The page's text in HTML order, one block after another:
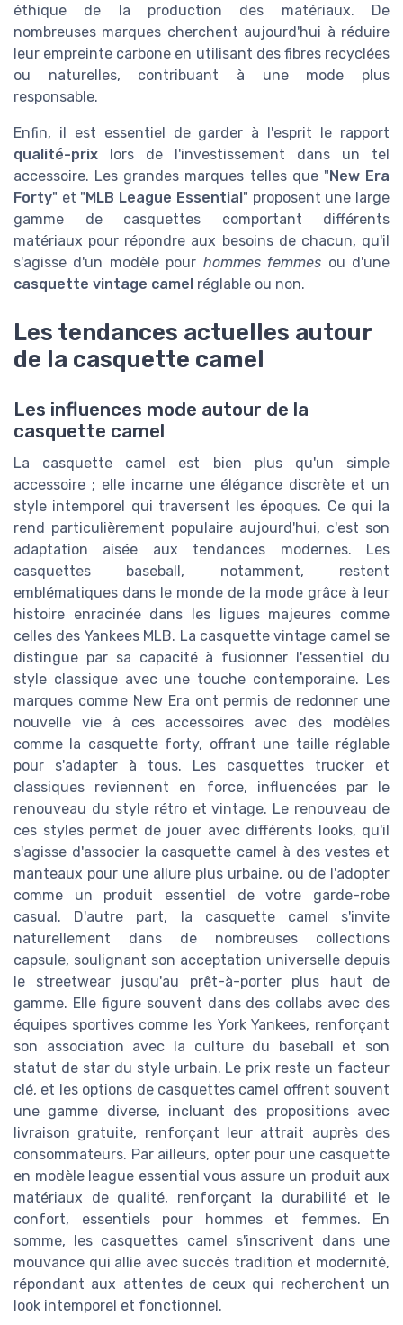
éthique de la production des matériaux. De
nombreuses marques cherchent aujourd'hui à réduire
leur empreinte carbone en utilisant des fibres recyclées
ou naturelles, contribuant à une mode plus
responsable.
Enfin, il est essentiel de garder à l'esprit le rapport
qualité-prix lors de l'investissement dans un tel
accessoire. Les grandes marques telles que "New Era
Forty" et "MLB League Essential" proposent une large
gamme de casquettes comportant différents
matériaux pour répondre aux besoins de chacun, qu'il
s'agisse d'un modèle pour hommes femmes ou d'une
casquette vintage camel réglable ou non.
Les tendances actuelles autour
de la casquette camel
Les influences mode autour de la
casquette camel
La casquette camel est bien plus qu'un simple
accessoire ; elle incarne une élégance discrète et un
style intemporel qui traversent les époques. Ce qui la
rend particulièrement populaire aujourd'hui, c'est son
adaptation aisée aux tendances modernes. Les
casquettes baseball, notamment, restent
emblématiques dans le monde de la mode grâce à leur
histoire enracinée dans les ligues majeures comme
celles des Yankees MLB. La casquette vintage camel se
distingue par sa capacité à fusionner l'essentiel du
style classique avec une touche contemporaine. Les
marques comme New Era ont permis de redonner une
nouvelle vie à ces accessoires avec des modèles
comme la casquette forty, offrant une taille réglable
pour s'adapter à tous. Les casquettes trucker et
classiques reviennent en force, influencées par le
renouveau du style rétro et vintage. Le renouveau de
ces styles permet de jouer avec différents looks, qu'il
s'agisse d'associer la casquette camel à des vestes et
manteaux pour une allure plus urbaine, ou de l'adopter
comme un produit essentiel de votre garde-robe
casual. D'autre part, la casquette camel s'invite
naturellement dans de nombreuses collections
capsule, soulignant son acceptation universelle depuis
le streetwear jusqu'au prêt-à-porter plus haut de
gamme. Elle figure souvent dans des collabs avec des
équipes sportives comme les York Yankees, renforçant
son association avec la culture du baseball et son
statut de star du style urbain. Le prix reste un facteur
clé, et les options de casquettes camel offrent souvent
une gamme diverse, incluant des propositions avec
livraison gratuite, renforçant leur attrait auprès des
consommateurs. Par ailleurs, opter pour une casquette
en modèle league essential vous assure un produit aux
matériaux de qualité, renforçant la durabilité et le
confort, essentiels pour hommes et femmes. En
somme, les casquettes camel s'inscrivent dans une
mouvance qui allie avec succès tradition et modernité,
répondant aux attentes de ceux qui recherchent un
look intemporel et fonctionnel.